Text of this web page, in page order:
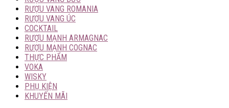
RƯỢU VANG ROMANIA
RƯỢU VANG ÚC
COCKTAIL
RƯỢU MẠNH ARMAGNAC
RƯỢU MẠNH COGNAC
THỰC PHẨM
VOKA
WISKY
PHỤ KIỆN
KHUYẾN MÃI